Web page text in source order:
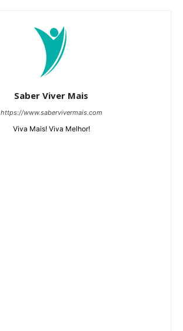
Saber Viver Mais
https://www.sabervivermais.com
Viva Mais! Viva Melhor!